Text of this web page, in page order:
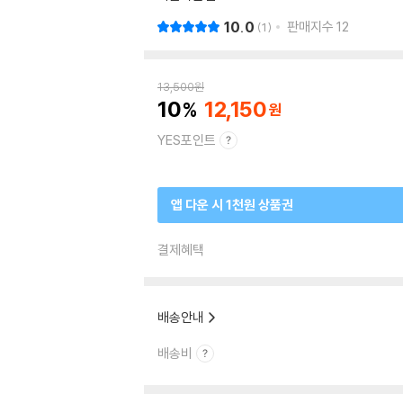
10.0 1 판매지수 12
13,500원
10 12,150
YES포인트
앱 다운 시 1천원 상품권
결제혜택
배송안내
배송비